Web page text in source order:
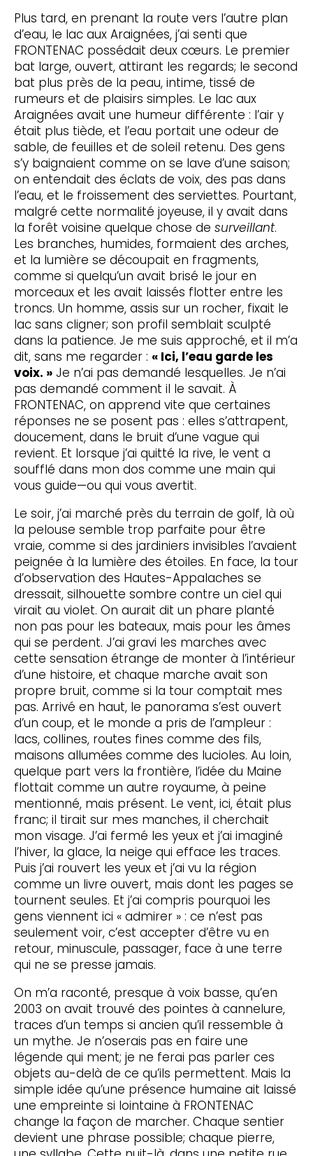
Plus tard, en prenant la route vers l’autre plan
d’eau, le lac aux Araignées, j’ai senti que
FRONTENAC possédait deux cœurs. Le premier
bat large, ouvert, attirant les regards; le second
bat plus près de la peau, intime, tissé de
rumeurs et de plaisirs simples. Le lac aux
Araignées avait une humeur différente : l’air y
était plus tiède, et l’eau portait une odeur de
sable, de feuilles et de soleil retenu. Des gens
s’y baignaient comme on se lave d’une saison;
on entendait des éclats de voix, des pas dans
l’eau, et le froissement des serviettes. Pourtant,
malgré cette normalité joyeuse, il y avait dans
la forêt voisine quelque chose de surveillant.
Les branches, humides, formaient des arches,
et la lumière se découpait en fragments,
comme si quelqu’un avait brisé le jour en
morceaux et les avait laissés flotter entre les
troncs. Un homme, assis sur un rocher, fixait le
lac sans cligner; son profil semblait sculpté
dans la patience. Je me suis approché, et il m’a
dit, sans me regarder : « Ici, l’eau garde les
voix. »Je n’ai pas demandé lesquelles. Je n’ai
pas demandé comment il le savait. À
FRONTENAC, on apprend vite que certaines
réponses ne se posent pas : elles s’attrapent,
doucement, dans le bruit d’une vague qui
revient. Et lorsque j’ai quitté la rive, le vent a
soufflé dans mon dos comme une main qui
vous guide—ou qui vous avertit.
Le soir, j’ai marché près du terrain de golf, là où
la pelouse semble trop parfaite pour être
vraie, comme si des jardiniers invisibles l’avaient
peignée à la lumière des étoiles. En face, la tour
d’observation des Hautes-Appalaches se
dressait, silhouette sombre contre un ciel qui
virait au violet. On aurait dit un phare planté
non pas pour les bateaux, mais pour les âmes
qui se perdent. J’ai gravi les marches avec
cette sensation étrange de monter à l’intérieur
d’une histoire, et chaque marche avait son
propre bruit, comme si la tour comptait mes
pas. Arrivé en haut, le panorama s’est ouvert
d’un coup, et le monde a pris de l’ampleur :
lacs, collines, routes fines comme des fils,
maisons allumées comme des lucioles. Au loin,
quelque part vers la frontière, l’idée du Maine
flottait comme un autre royaume, à peine
mentionné, mais présent. Le vent, ici, était plus
franc; il tirait sur mes manches, il cherchait
mon visage. J’ai fermé les yeux et j’ai imaginé
l’hiver, la glace, la neige qui efface les traces.
Puis j’ai rouvert les yeux et j’ai vu la région
comme un livre ouvert, mais dont les pages se
tournent seules. Et j’ai compris pourquoi les
gens viennent ici « admirer » : ce n’est pas
seulement voir, c’est accepter d’être vu en
retour, minuscule, passager, face à une terre
qui ne se presse jamais.
On m’a raconté, presque à voix basse, qu’en
2003 on avait trouvé des pointes à cannelure,
traces d’un temps si ancien qu’il ressemble à
un mythe. Je n’oserais pas en faire une
légende qui ment; je ne ferai pas parler ces
objets au-delà de ce qu’ils permettent. Mais la
simple idée qu’une présence humaine ait laissé
une empreinte si lointaine à FRONTENAC
change la façon de marcher. Chaque sentier
devient une phrase possible; chaque pierre,